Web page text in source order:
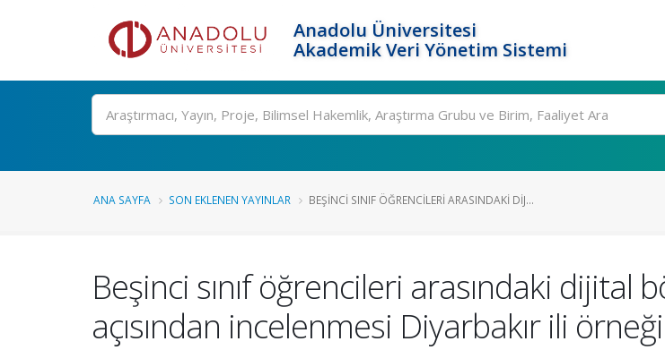
Anadolu Üniversitesi
Akademik Veri Yönetim Sistemi
Ara
ANA SAYFA SON EKLENEN YAYINLAR BEŞINCI SINIF ÖĞRENCILERI ARASINDAKI DIJ...
Beşinci sınıf öğrencileri arasındaki
açısından incelenmesi Diyarbakır ili örneği